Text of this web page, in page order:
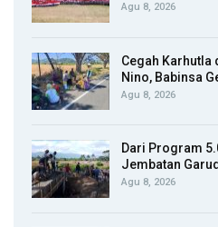
Agu 8, 2026
Cegah Karhutla
Nino, Babinsa
Agu 8, 2026
Dari Program
Jembatan
Agu 8, 2026